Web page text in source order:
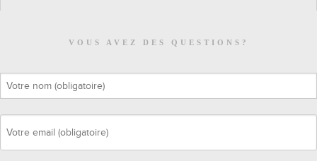
VOUS AVEZ DES QUESTIONS?